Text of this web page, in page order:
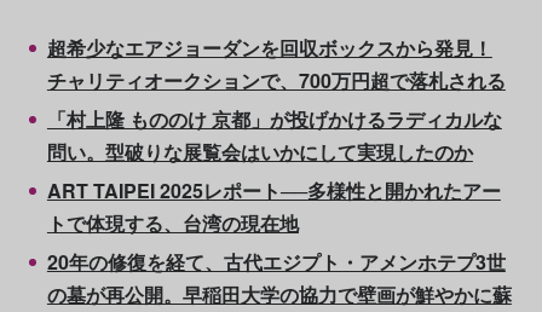
超希少なエアジョーダンを回収ボックスから発見！
チャリティオークションで、700万円超で落札される
「村上隆 もののけ 京都」が投げかけるラディカルな
問い。型破りな展覧会はいかにして実現したのか
ART TAIPEI 2025レポート──多様性と開かれたアー
トで体現する、台湾の現在地
20年の修復を経て、古代エジプト・アメンホテプ3世
の墓が再公開。早稲田大学の協力で壁画が鮮やかに蘇